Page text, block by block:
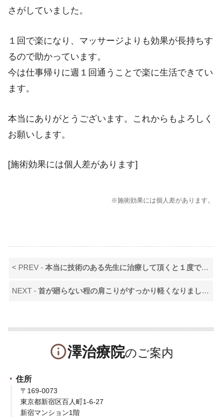
さがしていました。
１回で楽になり、マッサージよりも効果が長持ちす
るので助かっています。
今は仕事帰りに週１回通うことで楽に生活できてい
ます。
本当にありがとうございます。これからもよろしく
お願いします。
[施術効果には個人差があります]
※施術効果には個人差があります。
< PREV -本当に技術のある先生に治療して頂くと１度でもこんなに改善されるんだと実感しました！
NEXT -首が廻らない程の肩こりがすっかり軽くなりました！
info_outline澤治療院
住所
〒169-0073
東京都新宿区百人町1-6-27
新宿マンション1階